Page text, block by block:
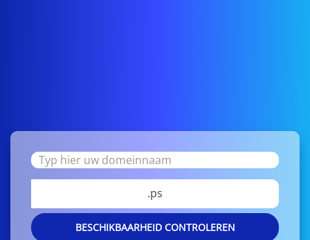
.ps
BESCHIKBAARHEID CONTROLEREN